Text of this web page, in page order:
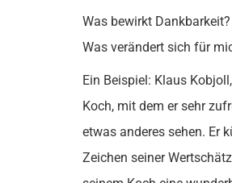
Was bewirkt
Was verändert sich für
Ein Beispiel: Klaus
Koch, mit dem er sehr
etwas anderes sehen. Er
Zeichen seiner